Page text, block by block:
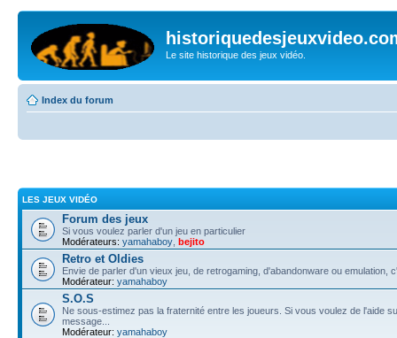
Le site historique des jeux vidéo.
Index du forum
LES JEUX VIDÉO
Forum des jeux
Si vous voulez parler d'un jeu en particulier
Modérateurs: yamahaboy bejito
Retro et Oldies
Envie de parler d'un vieux jeu, de retrogaming, d'abandonware ou emulation,
Modérateur: yamahaboy
S.O.S
Ne sous-estimez pas la fraternité entre les joueurs. Si vous voulez de l'aide
message...
Modérateur: yamahaboy